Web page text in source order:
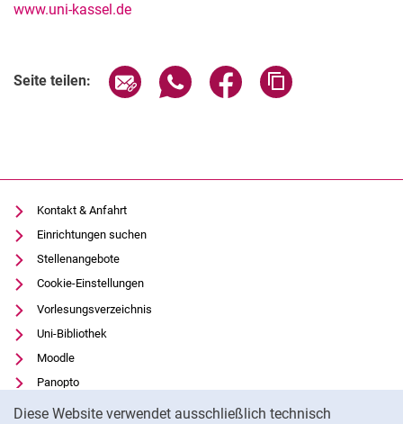
Diese Website verwendet ausschließlich technisch
www.uni-kassel.de
Seite teilen: Seite über E-Mail teilen
Seite über WhatsApp teilen
Seite über Facebook
Kontakt & Anfahrt
Einrichtungen suchen
Stellenangebote
Cookie-Einstellungen
Vorlesungsverzeichnis
Uni-Bibliothek
Moodle
Panopto
Datenschutz